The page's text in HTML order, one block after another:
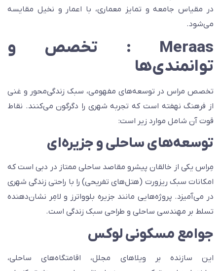
مقیاس جامعه و تمایز معماری، با اعمار و نخیل مقایسه
Meraas : تخصص و
مراس در توسعه‌های مفهومی، سبک زندگی‌محور و غنی
فرهنگ نهفته است که تجربه شهری را دگرگون می‌کنند. نقاط
آن شامل موارد زیر است:
ساحلی و جزیره‌ای
یکی از خالقان پیشرو مقاصد ساحلی ممتاز در دبی است که
سبک ریزورت (هتل‌های تفریحی) را با راحتی زندگی شهری
می‌آمیزد. پروژه‌هایی مانند جزیره بلوواترز و لامِر نشان‌دهنده
بر مهندسی ساحلی و طراحی سبک زندگی است.
مسکونی لوکس
سازنده بر ویلاهای مجلل، اقامتگاه‌های ساحلی،